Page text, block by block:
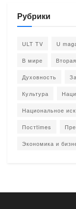
Рубрики
ULT TV U
В мире
Духовность
Культура
Национальное
Постtimes
Экономика и